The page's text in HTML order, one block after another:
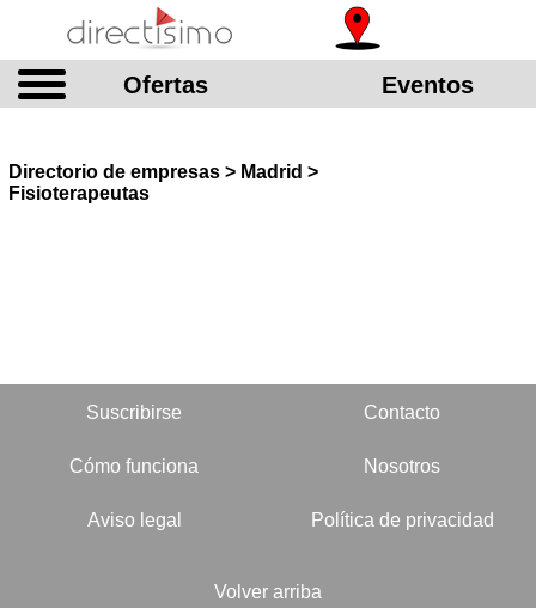
Ofertas Eventos
Directorio de empresas > Madrid >
Fisioterapeutas
Suscribirse Contacto
Cómo funciona Nosotros
Aviso legal Política de privacidad
Volver arriba